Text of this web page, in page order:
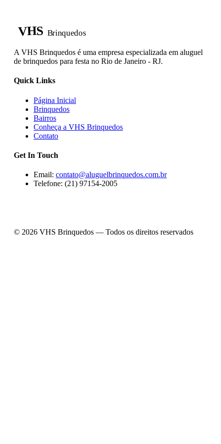
VHS Brinquedos
A VHS Brinquedos é uma empresa especializada em aluguel
de brinquedos para festa no Rio de Janeiro - RJ.
Quick Links
Página Inicial
Brinquedos
Bairros
Conheça a VHS Brinquedos
Contato
Get In Touch
Email: contato@aluguelbrinquedos.com.br
Telefone: (21) 97154-2005
© 2026 VHS Brinquedos — Todos os direitos reservados